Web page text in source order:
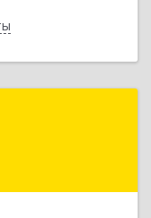
Новосибирск г,